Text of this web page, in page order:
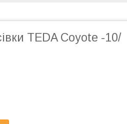
TEDA Coyote -10/